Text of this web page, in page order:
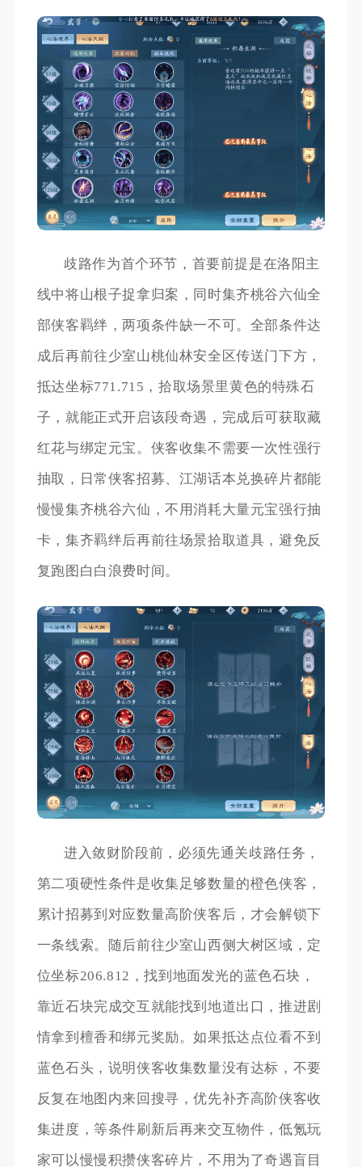
歧路作为首个环节，首要前提是在洛阳主
线中将山根子捉拿归案，同时集齐桃谷六仙全
部侠客羁绊，两项条件缺一不可。全部条件达
成后再前往少室山桃仙林安全区传送门下方，
抵达坐标771.715，拾取场景里黄色的特殊石
子，就能正式开启该段奇遇，完成后可获取藏
红花与绑定元宝。侠客收集不需要一次性强行
抽取，日常侠客招募、江湖话本兑换碎片都能
慢慢集齐桃谷六仙，不用消耗大量元宝强行抽
卡，集齐羁绊后再前往场景拾取道具，避免反
复跑图白白浪费时间。
进入敛财阶段前，必须先通关歧路任务，
第二项硬性条件是收集足够数量的橙色侠客，
累计招募到对应数量高阶侠客后，才会解锁下
一条线索。随后前往少室山西侧大树区域，定
位坐标206.812，找到地面发光的蓝色石块，
靠近石块完成交互就能找到地道出口，推进剧
情拿到檀香和绑元奖励。如果抵达点位看不到
蓝色石头，说明侠客收集数量没有达标，不要
反复在地图内来回搜寻，优先补齐高阶侠客收
集进度，等条件刷新后再来交互物件，低氪玩
家可以慢慢积攒侠客碎片，不用为了奇遇盲目